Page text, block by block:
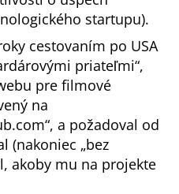
startupu).
cestovaním po USA
priateľmi ,
pre filmové
na
, a požadoval od
(nakoniec bez
akoby mu na projekte